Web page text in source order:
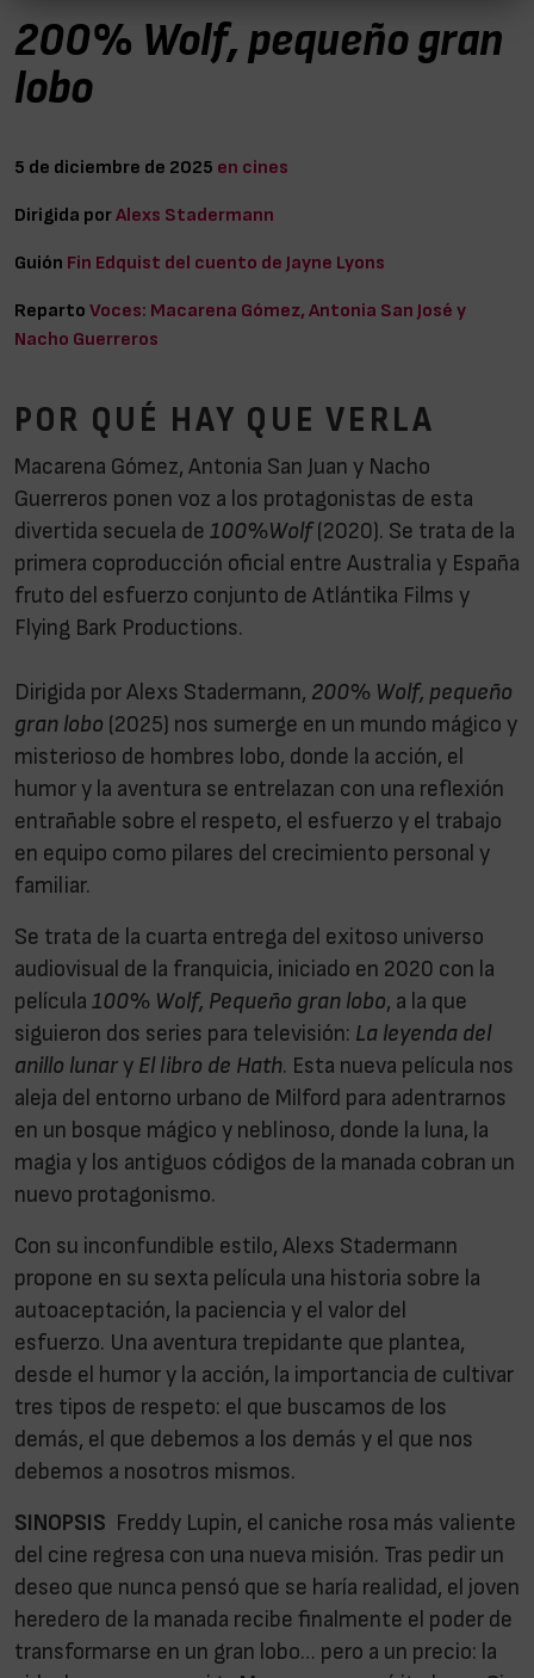
200% Wolf, pequeño gran
lobo
5 de diciembre de 2025 en cines
Dirigida porAlexs Stadermann
Guión Fin Edquist del cuento de Jayne Lyons
Reparto Voces: Macarena Gómez, Antonia San José y
Nacho Guerreros
POR QUÉ HAY QUE VERLA
Macarena Gómez, Antonia San Juan y Nacho
Guerreros ponen voz a los protagonistas de esta
divertida secuela de 100%Wolf (2020). Se trata de la
primera coproducción oficial entre Australia y España
fruto del esfuerzo conjunto de Atlántika Films y
Flying Bark Productions.
Dirigida por Alexs Stadermann, 200% Wolf, pequeño
gran lobo (2025) nos sumerge en un mundo mágico y
misterioso de hombres lobo, donde la acción, el
humor y la aventura se entrelazan con una reflexión
entrañable sobre el respeto, el esfuerzo y el trabajo
en equipo como pilares del crecimiento personal y
familiar.
Se trata de la cuarta entrega del exitoso universo
audiovisual de la franquicia, iniciado en 2020 con la
película 100% Wolf, Pequeño gran lobo, a la que
siguieron dos series para televisión: La leyenda del
anillo lunar y El libro de Hath. Esta nueva película nos
aleja del entorno urbano de Milford para adentrarnos
en un bosque mágico y neblinoso, donde la luna, la
magia y los antiguos códigos de la manada cobran un
nuevo protagonismo.
Con su inconfundible estilo, Alexs Stadermann
propone en su sexta película una historia sobre la
autoaceptación, la paciencia y el valor del
esfuerzo. Una aventura trepidante que plantea,
desde el humor y la acción, la importancia de cultivar
tres tipos de respeto: el que buscamos de los
demás, el que debemos a los demás y el que nos
debemos a nosotros mismos.
SINOPSIS Freddy Lupin, el caniche rosa más valiente
del cine regresa con una nueva misión. Tras pedir un
deseo que nunca pensó que se haría realidad, el joven
heredero de la manada recibe finalmente el poder de
transformarse en un gran lobo… pero a un precio: la